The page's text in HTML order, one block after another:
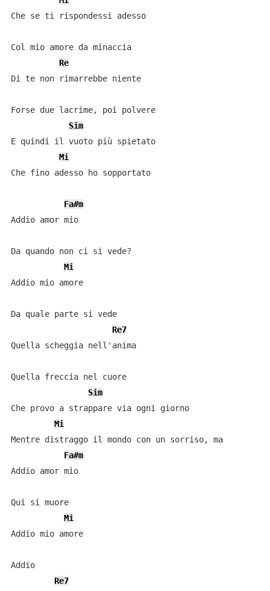
Che se ti rispondessi adesso
Col mio amore da minaccia
Re
Di te non rimarrebbe niente
Forse due lacrime, poi polvere
Sim
E quindi il vuoto più spietato
Mi
Che fino adesso ho sopportato
Fa#m
Addio amor mio
Da quando non ci si vede?
Mi
Addio mio amore
Da quale parte si vede
Re7
Quella scheggia nell'anima
Quella freccia nel cuore
Sim
Che provo a strappare via ogni giorno
Mi
Mentre distraggo il mondo con un sorriso, ma
Fa#m
Addio amor mio
Qui si muore
Mi
Addio mio amore
Addio
Re7